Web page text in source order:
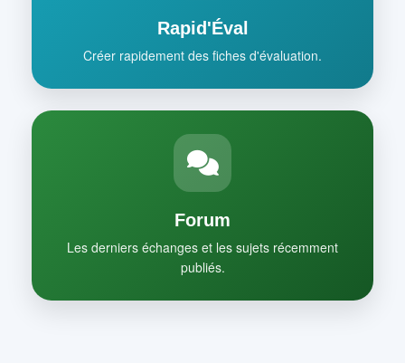
Rapid'Éval
Créer rapidement des fiches d'évaluation.
Forum
Les derniers échanges et les sujets récemment
publiés.